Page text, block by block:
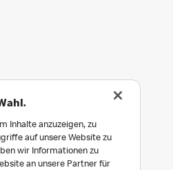
Inhalte anzuzeigen, zu
auf unsere Website zu
wir Informationen zu
an unsere Partner für